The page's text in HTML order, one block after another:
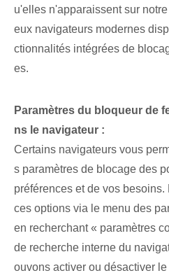
u'elles n'apparaissent sur
eux navigateurs modernes
ctionnalités intégrées de
es.
Paramètres du bloqueur de
ns le navigateur :
Certains navigateurs vous
s paramètres de blocage des
préférences et de vos
ces options via le menu des
en recherchant « paramètres
de recherche interne du
ouvons activer ou désactiver